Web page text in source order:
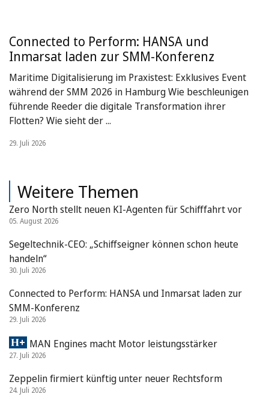
Connected to Perform: HANSA und
Inmarsat laden zur SMM-Konferenz
Maritime Digitalisierung im Praxistest: Exklusives Event
während der SMM 2026 in Hamburg Wie beschleunigen
führende Reeder die digitale Transformation ihrer
Flotten? Wie sieht der ...
29. Juli 2026
Weitere Themen
Zero North stellt neuen KI-Agenten für Schifffahrt vor
05. August 2026
Segeltechnik-CEO: „Schiffseigner können schon heute
handeln“
30. Juli 2026
Connected to Perform: HANSA und Inmarsat laden zur
SMM-Konferenz
29. Juli 2026
MAN Engines macht Motor leistungsstärker
27. Juli 2026
Zeppelin firmiert künftig unter neuer Rechtsform
24. Juli 2026